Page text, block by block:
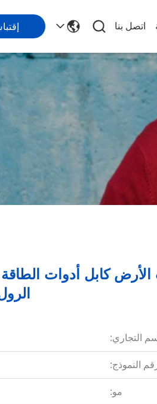
اتصل بنا
كابل أدوات الطاقة
التجاري:
النموذج:
مو: